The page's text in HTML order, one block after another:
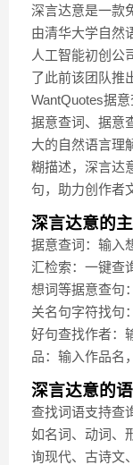
深言达意是一款
由清华大学自然
人工智能初创公
了此前该团队推
WantQuotes据
据意查词、据意
大的自然语言理
糊描述，深言达
句，助力创作者
深言达意的
据意查词：输入
汇检索：一键查
想词等据意查句
关名句字符找句
好句查找作者：
品：输入作品名
深言达意的
查找词语支持查
如名词、动词、
询现代、古诗文